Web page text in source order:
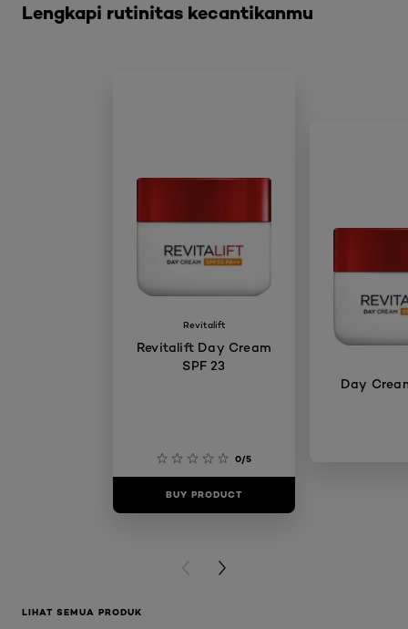
Lengkapi rutinitas kecantikanmu
Revitalift
Revitalift Day Cream
SPF 23
0/5
BUY PRODUCT
Day
PREVIOUS CARD
NEXT CARD
LIHAT SEMUA PRODUK